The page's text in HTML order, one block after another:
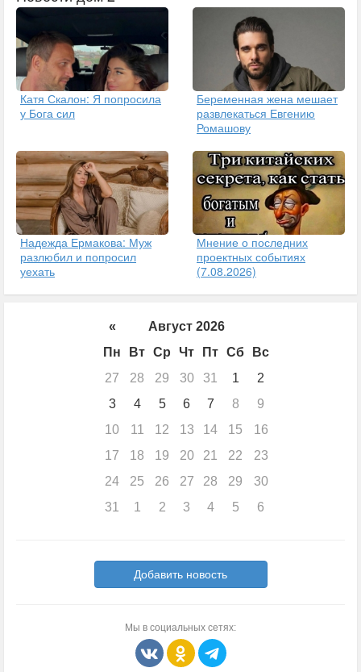
Катя Скалон: Я попросила
у Бога сил
Беременная жена мешает
развлекаться Евгению
Ромашову
Надежда Ермакова: Муж
разлюбил и попросил
уехать
Мнение о последних
проектных событиях
(7.08.2026)
«
Август 2026
Пн
Вт Ср Чт Пт Сб
Вс
27
28 29 30 31 1
2
3
4 5 6 7 8
9
10
11 12 13 14 15
16
17
18 19 20 21 22
23
24
25 26 27 28 29
30
31
1 2 3 4 5 6
Добавить новость
Мы в социальных сетях: